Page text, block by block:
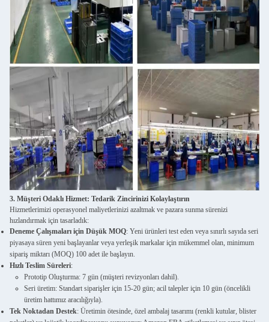
3. Müşteri Odaklı Hizmet: Tedarik Zincirinizi Kolaylaştırın
Hizmetlerimizi operasyonel maliyetlerinizi azaltmak ve pazara sunma sürenizi
hızlandırmak için tasarladık:
Deneme Çalışmaları için Düşük MOQ: Yeni ürünleri test eden veya sınırlı sayıda seri
piyasaya süren yeni başlayanlar veya yerleşik markalar için mükemmel olan, minimum
sipariş miktarı (MOQ) 100 adet ile başlayın.
Hızlı Teslim Süreleri:
Prototip Oluşturma: 7 gün (müşteri revizyonları dahil).
Seri üretim: Standart siparişler için 15-20 gün; acil talepler için 10 gün (öncelikli
üretim hattımız aracılığıyla).
Tek Noktadan Destek: Üretimin ötesinde, özel ambalaj tasarımı (renkli kutular, blister